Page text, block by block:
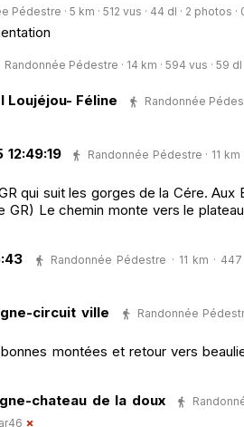
Pédestre · 5 km · 512 vus · 44 dl · 2 photos ·
Randonnée Pédestre · 14 km · 594 vus · 59 dl
Loujéjou- Féline
Randonnée
Randonnée Pédestre · 11 km
qui suit les gorges de la Cére. Aux
GR) Le chemin monte vers le
Randonnée Pédestre · 11 km ·
circuit ville
Randonnée
montées et retour vers
chateau de la doux